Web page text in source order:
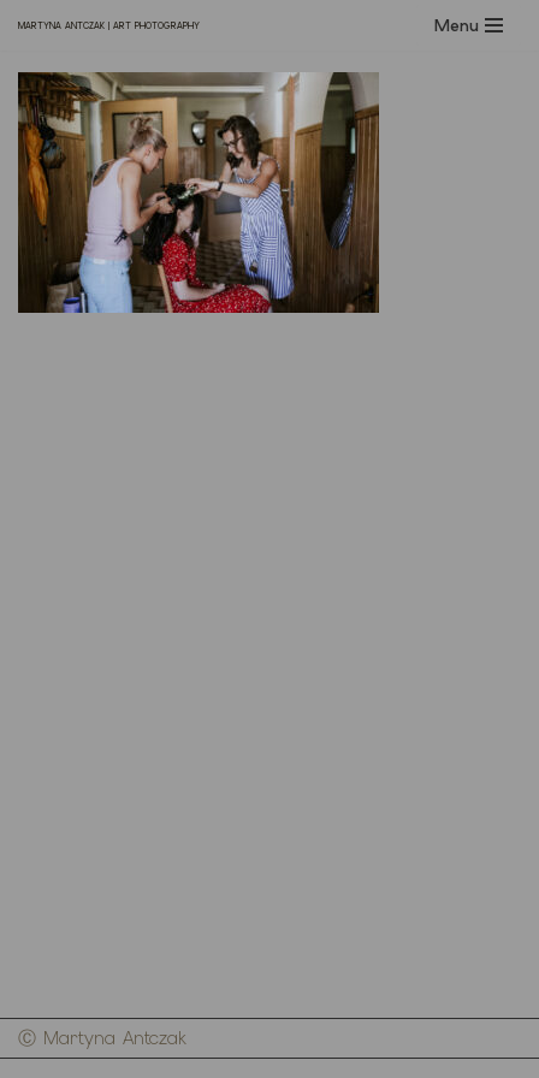
do
treści
MARTYNA ANTCZAK | ART PHOTOGRAPHY Menu
Ⓒ Martyna Antczak